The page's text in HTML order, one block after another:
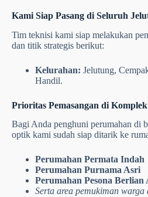
Kami Siap Pasang di Seluruh
Tim teknisi kami siap melakukan
dan titik strategis berikut:
Kelurahan: Jelutung,
Handil.
Prioritas Pemasangan di
Bagi Anda penghuni perumahan di
optik kami sudah siap ditarik ke
Perumahan Permata Indah
Perumahan Purnama Asri
Perumahan Pesona Berlian
Serta area pemukiman